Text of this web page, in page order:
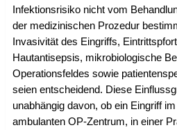
Infektionsrisiko nicht vom
der medizinischen Prozedur
Invasivität des Eingriffs,
Hautantisepsis, mikrobiologische
Operationsfeldes sowie
seien entscheidend. Diese
unabhängig davon, ob ein Eingriff
ambulanten OP-Zentrum, in einer